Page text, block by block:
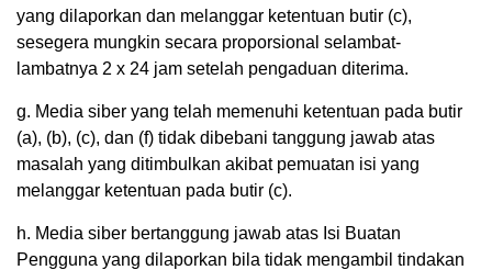
yang dilaporkan dan melanggar ketentuan butir (c),
sesegera mungkin secara proporsional selambat-
lambatnya 2 x 24 jam setelah pengaduan diterima.
g. Media siber yang telah memenuhi ketentuan pada butir
(a), (b), (c), dan (f) tidak dibebani tanggung jawab atas
masalah yang ditimbulkan akibat pemuatan isi yang
melanggar ketentuan pada butir (c).
h. Media siber bertanggung jawab atas Isi Buatan
Pengguna yang dilaporkan bila tidak mengambil tindakan